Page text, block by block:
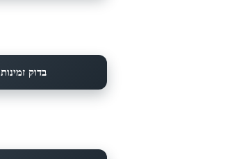
בדוק זמינות